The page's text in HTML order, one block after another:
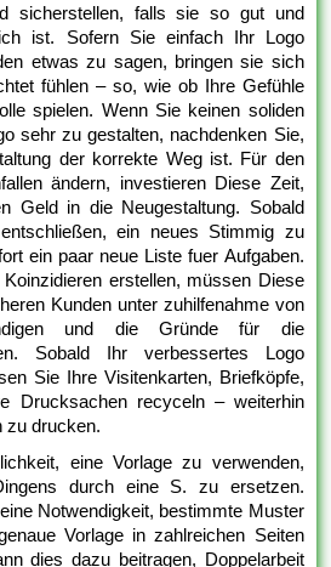
sicherstellen, falls sie so gut und
ist. Sofern Sie einfach Ihr Logo
etwas zu sagen, bringen sie sich
fühlen – so, wie ob Ihre Gefühle
spielen. Wenn Sie keinen soliden
sehr zu gestalten, nachdenken Sie,
der korrekte Weg ist. Für den
ändern, investieren Diese Zeit,
Geld in die Neugestaltung. Sobald
ein neues Stimmig zu
ein paar neue Liste fuer Aufgaben.
erstellen, müssen Diese
Kunden unter zuhilfenahme von
und die Gründe für die
Sobald Ihr verbessertes Logo
Sie Ihre Visitenkarten, Briefköpfe,
Drucksachen recyceln – weiterhin
zu drucken.
eine Vorlage zu verwenden,
durch eine S. zu ersetzen.
Notwendigkeit, bestimmte Muster
Vorlage in zahlreichen Seiten
dies dazu beitragen, Doppelarbeit